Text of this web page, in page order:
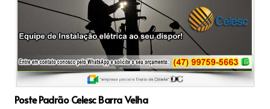
Poste Padrão Celesc Barra Velha